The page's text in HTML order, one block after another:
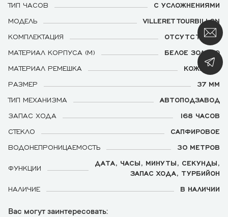
ТИП ЧАСОВ
С УСЛОЖНЕНИЯМИ
МОДЕЛЬ
VILLERET TOURBILLON
КОМПЛЕКТАЦИЯ
ОТСУТСТВУЕТ
МАТЕРИАЛ КОРПУСА (М)
БЕЛОЕ ЗОЛОТО
МАТЕРИАЛ РЕМЕШКА
КОЖАНЫЙ
РАЗМЕР
37 ММ
ТИП МЕХАНИЗМА
АВТОПОДЗАВОД
ЗАПАС ХОДА
168 ЧАСОВ
СТЕКЛО
САПФИРОВОЕ
ВОДОНЕПРОНИЦАЕМОСТЬ
30 МЕТРОВ
ФУНКЦИИ
ДАТА, ЧАСЫ, МИНУТЫ, СЕКУНДЫ,
ЗАПАС ХОДА, ТУРБИЙОН
НАЛИЧИЕ
В НАЛИЧИИ
Вас могут заинтересовать